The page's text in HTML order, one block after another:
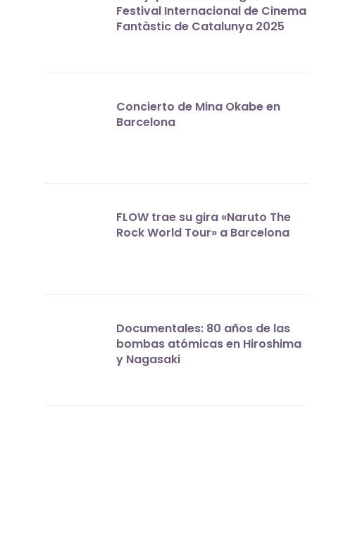
Festival Internacional de Cinema
Fantàstic de Catalunya 2025
Concierto de Mina Okabe en
Barcelona
FLOW trae su gira «Naruto The
Rock World Tour» a Barcelona
Documentales: 80 años de las
bombas atómicas en Hiroshima
y Nagasaki